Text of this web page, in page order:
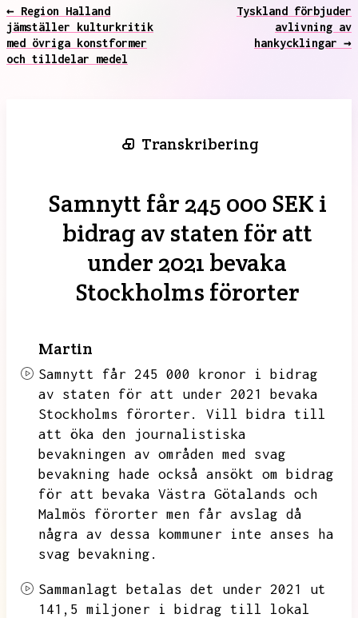
← Region Halland
jämställer kulturkritik
med övriga konstformer
och tilldelar medel
Tyskland förbjuder
avlivning av
hankycklingar →
Transkribering
Samnytt får 245 000 SEK i
bidrag av staten för att
under 2021 bevaka
Stockholms förorter
Martin
Samnytt får 245 000 kronor i bidrag
av staten för att under 2021 bevaka
Stockholms förorter.
Vill bidra till
att öka den journalistiska
bevakningen av områden med svag
bevakning hade också ansökt om bidrag
för att bevaka Västra Götalands och
Malmös förorter men får avslag då
några av dessa kommuner inte anses ha
svag bevakning.
Sammanlagt betalas det under 2021 ut
141,5 miljoner i bidrag till lokal